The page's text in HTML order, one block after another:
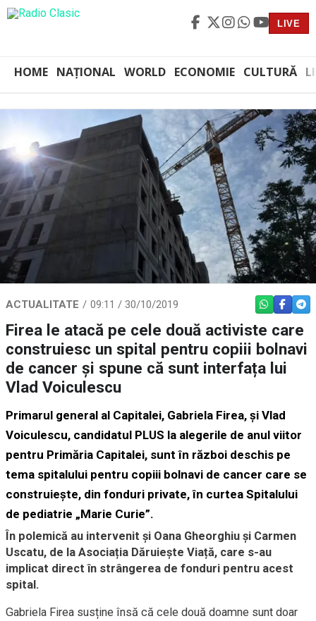
LIVE
HOME NAȚIONAL WORLD ECONOMIE CULTURĂ
ACTUALITATE 09:11 / 30/10/2019 WHATSAPP
Firea le atacă pe cele două activiste care
construiesc un spital pentru copiii bolnavi
de cancer și spune că sunt interfața lui
Vlad Voiculescu
Primarul general al Capitalei, Gabriela Firea, și Vlad
Voiculescu, candidatul PLUS la alegerile de anul viitor
pentru Primăria Capitalei, sunt în război deschis pe
tema spitalului pentru copiii bolnavi de cancer care se
construiește, din fonduri private, în curtea Spitalului
de pediatrie „Marie Curie”.
În polemică au intervenit și Oana Gheorghiu și Carmen
Uscatu, de la Asociația Dăruiește Viață, care s-au
implicat direct în strângerea de fonduri pentru acest
spital.
Gabriela Firea susține însă că cele două doamne sunt doar